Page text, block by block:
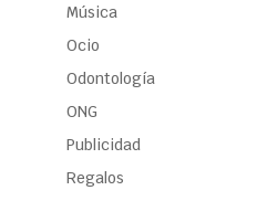
Música
Ocio
Odontología
ONG
Publicidad
Regalos